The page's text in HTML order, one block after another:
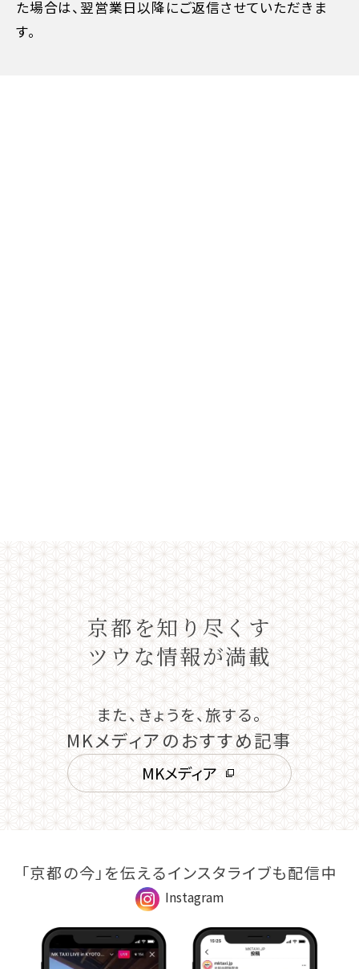
た場合は、翌営業日以降にご返信させていただきま
す。
京都を知り尽くす
ツウな情報が満載
また、きょうを、旅する。
MKメディアのおすすめ記事
MKメディア
「京都の今」を伝えるインスタライブも配信中
Instagram